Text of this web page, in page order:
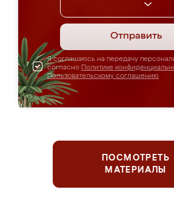
Отправить
Я соглашаюсь на передачу
согласно Политике
Пользовательскому соглашению
ПОСМОТРЕТЬ
МАТЕРИАЛЫ